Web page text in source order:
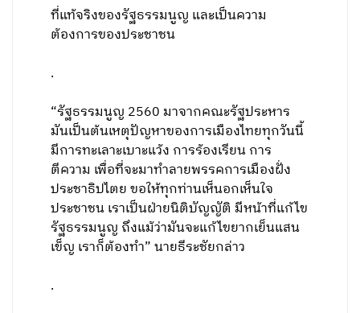
ที่แท้จริงของรัฐธรรมนูญ และเป็นความ
ต้องการของประชาชน
.
“รัฐธรรมนูญ​ 2560 มาจากคณะรัฐประหาร
มันเป็นต้นเหตุปัญหาของการเมืองไทยทุกวันนี้
มีการทะเลาะเบาะแว้ง การร้องเรียน การ
ตีความ เพื่อที่จะมาทำลายพรรคการเมืองฝั่ง
ประชาธิปไตย ขอให้ทุกท่านเห็นอกเห็นใจ
ประชาชน เราเป็นฝ่ายนิติบัญญัติ มีหน้าที่แก้ไข
รัฐธรรมนูญ ถึงแม้ว่ามันจะแก้ไขยากเย็นแสน
เข็ญ เราก็ต้องทำ” นายธีระชัยกล่าว
.